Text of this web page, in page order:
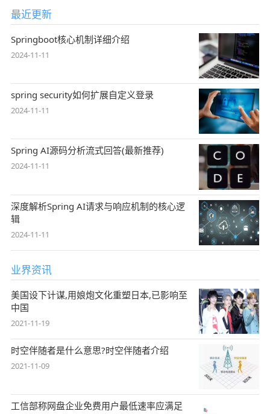
最近更新
Springboot核心机制详细介绍
2024-11-11
spring security如何扩展自定义登录
2024-11-11
Spring AI源码分析流式回答(最新推荐)
2024-11-11
深度解析Spring AI请求与响应机制的核心逻
辑
2024-11-11
业界资讯
美国设下计谋,用娘炮文化重塑日本,已影响至
中国
2021-11-19
时空伴随者是什么意思?时空伴随者介绍
2021-11-09
工信部称网盘企业免费用户最低速率应满足